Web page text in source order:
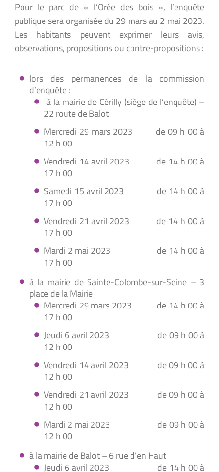
Pour le parc de « l’Orée des bois », l’enquête
publique sera organisée du 29 mars au 2 mai 2023.
Les habitants peuvent exprimer leurs avis,
observations, propositions ou contre-propositions :
lors des permanences de la commission
d’enquête :
à la mairie de Cérilly (siège de l’enquête) –
22 route de Balot
Mercredi 29 mars 2023 de 09 h 00 à
12 h 00
Vendredi 14 avril 2023 de 14 h 00 à
17 h 00
Samedi 15 avril 2023 de 14 h 00 à
17 h 00
Vendredi 21 avril 2023 de 14 h 00 à
17 h 00
Mardi 2 mai 2023 de 14 h 00 à
17 h 00
à la mairie de Sainte-Colombe-sur-Seine – 3
place de la Mairie
Mercredi 29 mars 2023 de 14 h 00 à
17 h 00
Jeudi 6 avril 2023 de 09 h 00 à
12 h 00
Vendredi 14 avril 2023 de 09 h 00 à
12 h 00
Vendredi 21 avril 2023 de 09 h 00 à
12 h 00
Mardi 2 mai 2023 de 09 h 00 à
12 h 00
à la mairie de Balot – 6 rue d’en Haut
Jeudi 6 avril 2023 de 14 h 00 à